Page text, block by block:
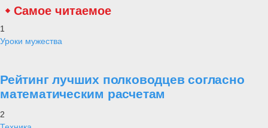
Самое читаемое
1
Уроки мужества
Рейтинг лучших полководцев согласно
математическим расчетам
2